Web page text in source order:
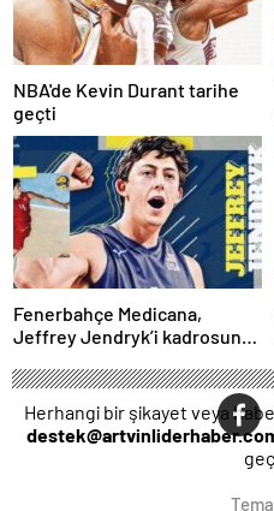
NBA'de Kevin Durant tarihe
geçti
Fenerbahçe Medicana,
Jeffrey Jendryk’i kadrosuna
Herhangi bir şikayet veya